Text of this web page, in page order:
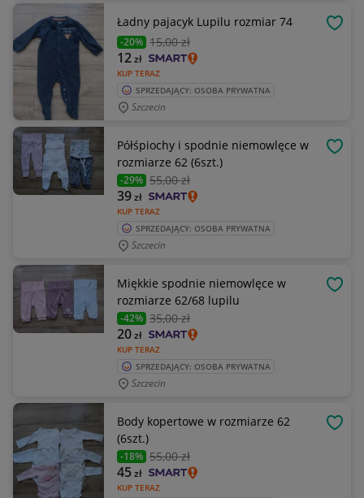
Ładny pajacyk Lupilu rozmiar 74
-20% 15,00 zł
KUP TERAZ
12zł
SPRZEDAJĄCY: OSOBA PRYWATNA
Szczecin
Półśpiochy i spodnie niemowlęce w
rozmiarze 62 (6szt.)
-29% 55,00 zł
KUP TERAZ
39zł
SPRZEDAJĄCY: OSOBA PRYWATNA
Szczecin
Miękkie spodnie niemowlęce w
rozmiarze 62/68 lupilu
-42% 35,00 zł
KUP TERAZ
20zł
SPRZEDAJĄCY: OSOBA PRYWATNA
Szczecin
Body kopertowe w rozmiarze 62
(6szt.)
-18% 55,00 zł
KUP TERAZ
45zł